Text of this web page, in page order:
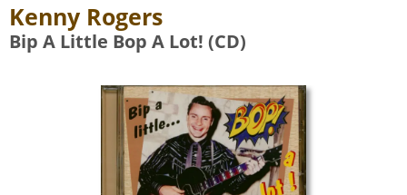
Kenny Rogers
Bip A Little Bop A Lot! (CD)